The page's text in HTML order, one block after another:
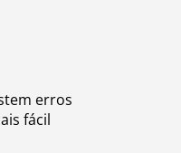
erros
fácil